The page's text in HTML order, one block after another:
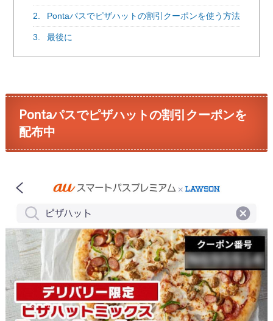
2. Pontaパスでピザハットの割引クーポンを使う方法
3. 最後に
Pontaパスでピザハットの割引クーポンを
配布中